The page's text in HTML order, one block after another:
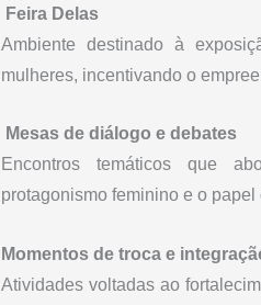
Feira Delas
Ambiente destinado à
mulheres, incentivando o
Mesas de diálogo e debates
Encontros temáticos que
protagonismo feminino e o
Momentos de troca e
Atividades voltadas ao